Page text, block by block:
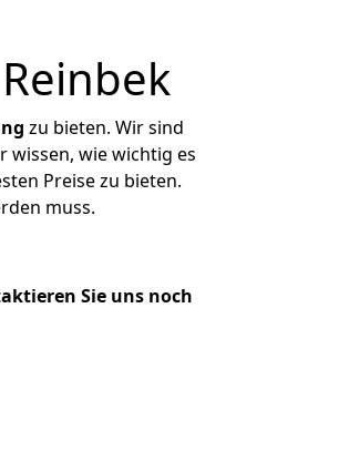
zu bieten. Wir sind
wissen, wie wichtig es
Preise zu bieten.
muss.
Sie uns noch